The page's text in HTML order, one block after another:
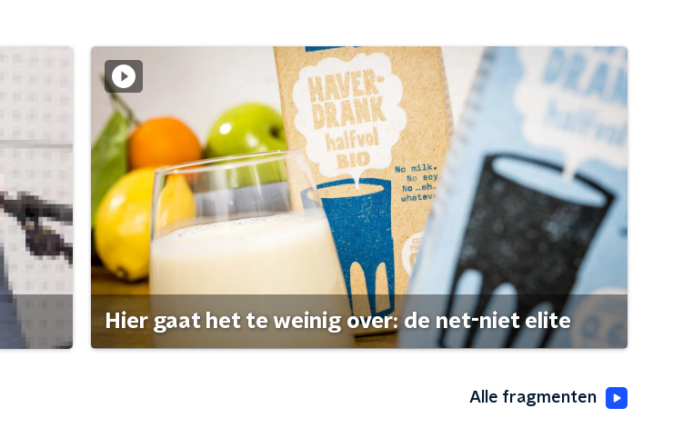
Hier gaat het te weinig over: de net-niet elite
Alle fragmenten